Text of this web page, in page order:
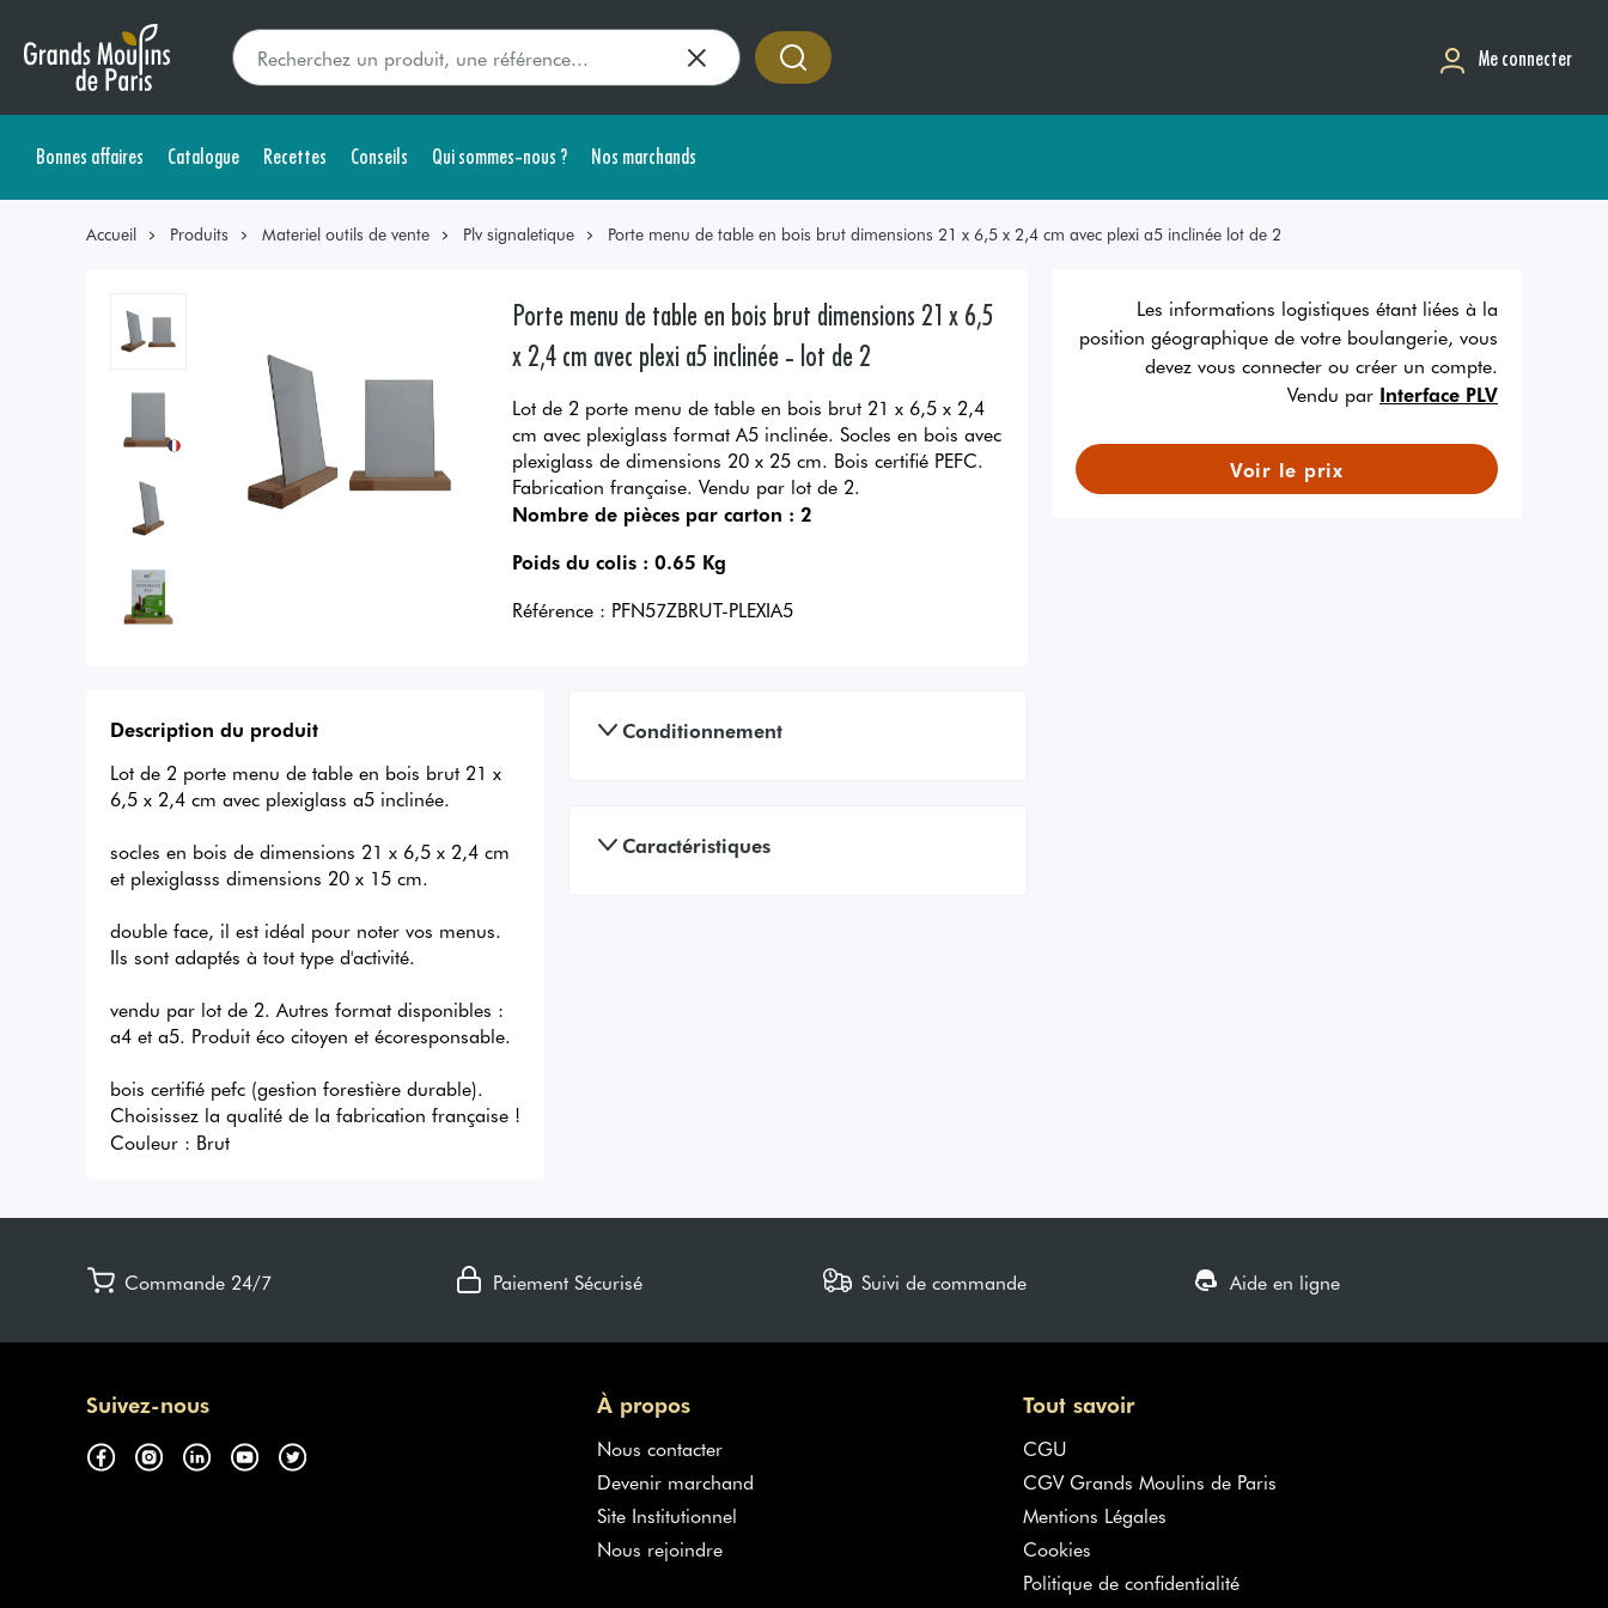
Me connecter
Bonnes affaires Catalogue Recettes Conseils Qui sommes-nous ? Nos marchands
Accueil Produits Materiel outils de vente Plv signaletique Porte menu de table en bois brut dimensions 21 x 6,5 x 2,4 cm avec plexi a5 inclinée lot de 2
Porte menu de table en bois brut dimensions 21 x 6,5
x 2,4 cm avec plexi a5 inclinée - lot de 2
Lot de 2 porte menu de table en bois brut 21 x 6,5 x 2,4
cm avec plexiglass format A5 inclinée. Socles en bois avec
plexiglass de dimensions 20 x 25 cm. Bois certifié PEFC.
Fabrication française. Vendu par lot de 2.
Nombre de pièces par carton : 2
Poids du colis : 0.65 Kg
Référence : PFN57ZBRUT-PLEXIA5
Les informations logistiques étant liées à la
position géographique de votre boulangerie, vous
devez vous connecter ou créer un compte.
Vendu par Interface PLV
Voir le prix
Description du produit
Lot de 2 porte menu de table en bois brut 21 x
6,5 x 2,4 cm avec plexiglass a5 inclinée.
socles en bois de dimensions 21 x 6,5 x 2,4 cm
et plexiglasss dimensions 20 x 15 cm.
double face, il est idéal pour noter vos menus.
Ils sont adaptés à tout type d'activité.
vendu par lot de 2. Autres format disponibles :
a4 et a5. Produit éco citoyen et écoresponsable.
bois certifié pefc (gestion forestière durable).
Choisissez la qualité de la fabrication française !
Couleur : Brut
Conditionnement
Caractéristiques
Commande 24/7 Paiement Sécurisé Suivi de commande Aide en ligne
Suivez-nous À propos
Nous contacter
Devenir marchand
Site Institutionnel
Nous rejoindre
Tout savoir
CGU
CGV Grands Moulins de Paris
Mentions Légales
Cookies
Politique de confidentialité